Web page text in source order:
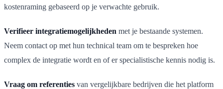
kostenraming gebaseerd op je verwachte gebruik.
Verifieer integratiemogelijkheden met je bestaande systemen.
Neem contact op met hun technical team om te bespreken hoe
complex de integratie wordt en of er specialistische kennis nodig is.
Vraag om referenties van vergelijkbare bedrijven die het platform